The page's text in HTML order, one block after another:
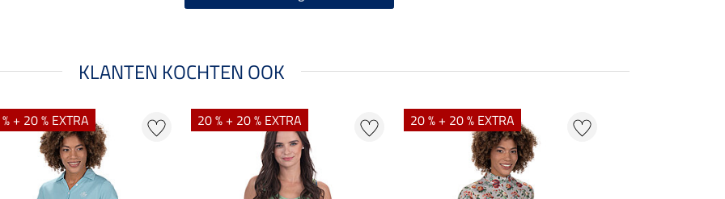
KLANTEN KOCHTEN OOK
+ 20 % EXTRA 20 % + 20 % EXTRA 20 % + 20 % EXTRA